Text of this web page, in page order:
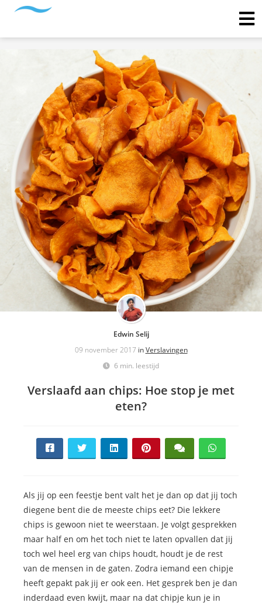
Edwin Selij
09 november 2017 inVerslavingen
6 min. leestijd
Verslaafd aan chips: Hoe stop je met
eten?
Als jij op een feestje bent valt het je dan op dat jij toch
diegene bent die de meeste chips eet? Die lekkere
chips is gewoon niet te weerstaan. Je volgt gesprekken
maar half en om het toch niet te laten opvallen dat jij
toch wel heel erg van chips houdt, houdt je de rest
van de mensen in de gaten. Zodra iemand een chipje
heeft gepakt pak jij er ook een. Het gesprek ben je dan
inderdaad even kwijt, maar na dat chipje kun je in